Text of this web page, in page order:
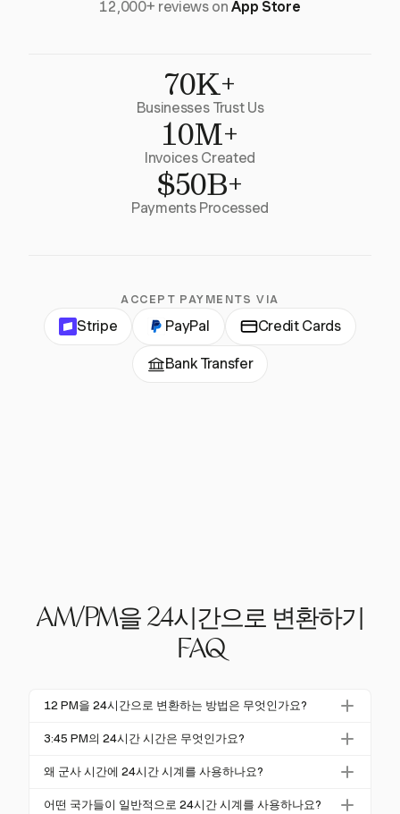
12,000+ reviews onApp Store
70K+
Businesses Trust Us
10M+
Invoices Created
$50B+
Payments Processed
ACCEPT PAYMENTS VIA
Stripe PayPal Credit Cards
Bank Transfer
AM/PM을 24시간으로 변환하기
FAQ
12 PM을 24시간으로 변환하는 방법은 무엇인가요?
12 PM을 24시간으로 변환하는 것은 간단합니다; 12:0
지하여 혼란을 없애며, 자정은 00:00으로 변환됩니다.
3:45 PM의 24시간 시간은 무엇인가요?
3:45 PM을 24시간으로 변환하려면 시간에 12를 추가
서로 다른 시스템 간의 정확한 시간 기록을 보장합니
왜 군사 시간에 24시간 시계를 사용하나요?
24시간 시계는 모호성을 제거하고 정확한 의사소통을
어떤 국가들이 일반적으로 24시간 시계를 사용하나요?